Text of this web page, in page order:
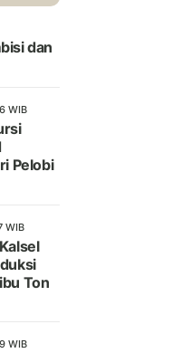
dan
WIB
Pelobi
WIB
Ton
WIB